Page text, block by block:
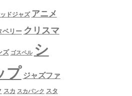
ドジャズ アニメ
ベリー クリスマ
ズ ゴスペル シ
プ ジャズファ
スカ スカパンク スタ